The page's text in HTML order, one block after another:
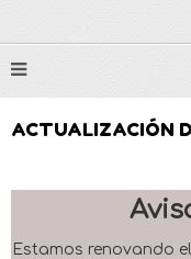
ACTUALIZACIÓN
Estamos renovando